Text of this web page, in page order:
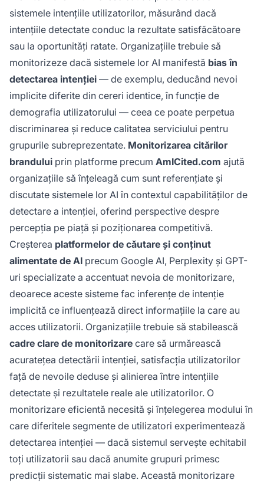
sistemele intențiile utilizatorilor, măsurând dacă
intențiile detectate conduc la rezultate satisfăcătoare
sau la oportunități ratate. Organizațiile trebuie să
monitorizeze dacă sistemele lor AI manifestă bias în
detectarea intenției — de exemplu, deducând nevoi
implicite diferite din cereri identice, în funcție de
demografia utilizatorului — ceea ce poate perpetua
discriminarea și reduce calitatea serviciului pentru
grupurile subreprezentate. Monitorizarea citărilor
brandului prin platforme precum AmICited.com ajută
organizațiile să înțeleagă cum sunt referențiate și
discutate sistemele lor AI în contextul capabilităților de
detectare a intenției, oferind perspective despre
percepția pe piață și poziționarea competitivă.
Creșterea platformelor de căutare și conținut
alimentate de AI precum Google AI, Perplexity și GPT-
uri specializate a accentuat nevoia de monitorizare,
deoarece aceste sisteme fac inferențe de intenție
implicită ce influențează direct informațiile la care au
acces utilizatorii. Organizațiile trebuie să stabilească
cadre clare de monitorizare care să urmărească
acuratețea detectării intenției, satisfacția utilizatorilor
față de nevoile deduse și alinierea între intențiile
detectate și rezultatele reale ale utilizatorilor. O
monitorizare eficientă necesită și înțelegerea modului în
care diferitele segmente de utilizatori experimentează
detectarea intenției — dacă sistemul servește echitabil
toți utilizatorii sau dacă anumite grupuri primesc
predicții sistematic mai slabe. Această monitorizare